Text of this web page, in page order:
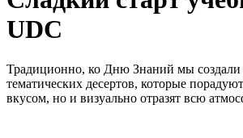
UDC
Традиционно, ко Дню Знаний мы
тематических десертов, которые
вкусом, но и визуально отразят всю